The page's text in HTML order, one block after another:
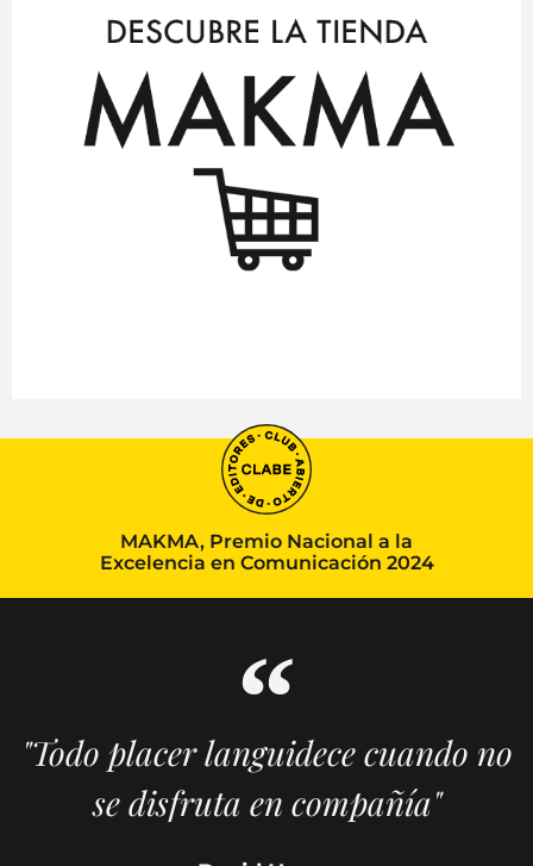
MAKMA, Premio Nacional a la
Excelencia en Comunicación 2024
"Todo placer languidece cuando no
se disfruta en compañía"